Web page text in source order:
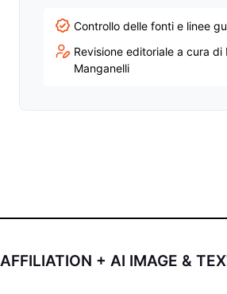
Controllo delle fonti e linee
Revisione editoriale a cura di
Manganelli
AFFILIATION + AI IMAGE &